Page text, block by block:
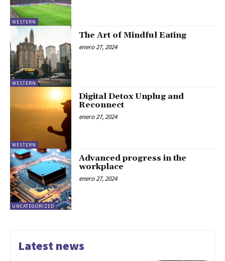
WESTERN
WESTERN
The Art of Mindful Eating
enero 27, 2024
WESTERN
Digital Detox Unplug and
Reconnect
enero 27, 2024
UNCATEGORIZED
Advanced progress in the
workplace
enero 27, 2024
Latest news